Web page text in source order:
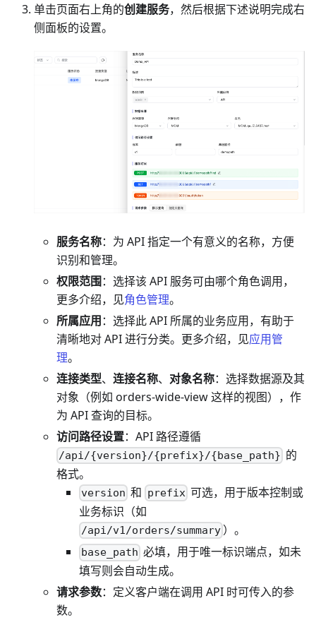
单击页面右上角的创建服务，然后根据下述说明完成右
侧面板的设置。
服务名称：为 API 指定一个有意义的名称，方便
识别和管理。
权限范围：选择该 API 服务可由哪个角色调用，
更多介绍，见角色管理。
所属应用：选择此 API 所属的业务应用，有助于
清晰地对 API 进行分类。更多介绍，见应用管
理。
连接类型、 连接名称、 对象名称：选择数据源及其
对象（例如 orders-wide-view 这样的视图），作
为 API 查询的目标。
访问路径设置：API 路径遵循
/api/{version}/{prefix}/{base_path} 的
格式。
version 和 prefix可选，用于版本控制或
业务标识（如
/api/v1/orders/summary ）。
base_path 必填，用于唯一标识端点，如未
填写则会自动生成。
请求参数：定义客户端在调用 API 时可传入的参
数。